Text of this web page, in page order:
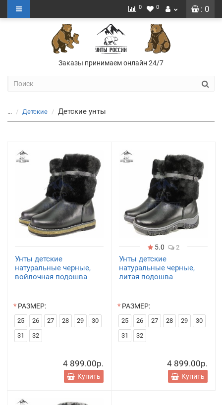
: 0
0 0
Заказы принимаем онлайн 24/7
... Детские Детские унты
Унты детские
натуральные черные,
войлочная подошва
РАЗМЕР:
25 26 27 28 29
30
31
32
4 899.00р.
Купить
Унты детские
натуральные черные,
литая подошва
5.0 2
РАЗМЕР:
25 26 27 28 29
30
31
32
4 899.00р.
Купить